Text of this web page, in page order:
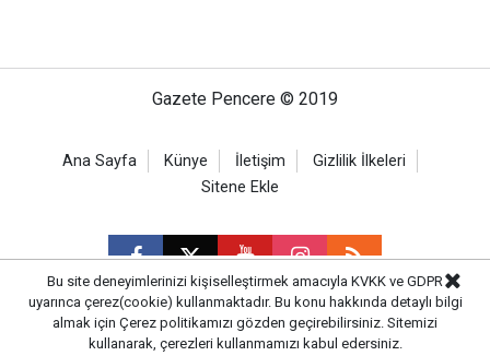
Gazete Pencere © 2019
Ana Sayfa Künye İletişim
Gizlilik İlkeleri
Sitene Ekle
CM Bilişim
Bu site deneyimlerinizi kişiselleştirmek amacıyla KVKK ve GDPR
uyarınca çerez(cookie) kullanmaktadır. Bu konu hakkında detaylı bilgi
almak için Çerez politikamızı gözden geçirebilirsiniz. Sitemizi
kullanarak, çerezleri kullanmamızı kabul edersiniz.